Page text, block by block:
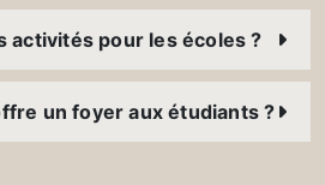
activités pour les écoles ?
un foyer aux étudiants ?